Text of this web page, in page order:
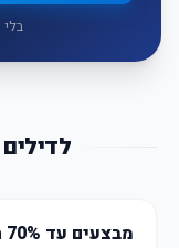
מבצעים עד 70% הנחה